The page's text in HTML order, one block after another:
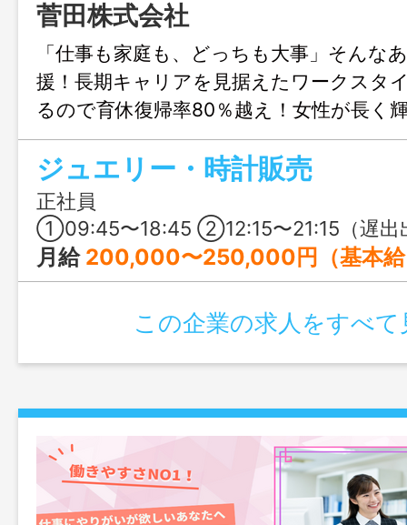
菅田株式会社
「仕事も家庭も、どっちも大事」そんな
援！長期キャリアを見据えたワークスタ
るので育休復帰率80％越え！女性が長く
す！個人単位の販売ノルマも無いので、
しっかり向き合える【心にゆとりをもっ
る】環境です！！
ジュエリー・時計販売
正社員
①09:45〜18:45 ②12:15〜21:15（遅出出勤につ
月給 200,000〜250,000円（基本
この企業の求人をすべて